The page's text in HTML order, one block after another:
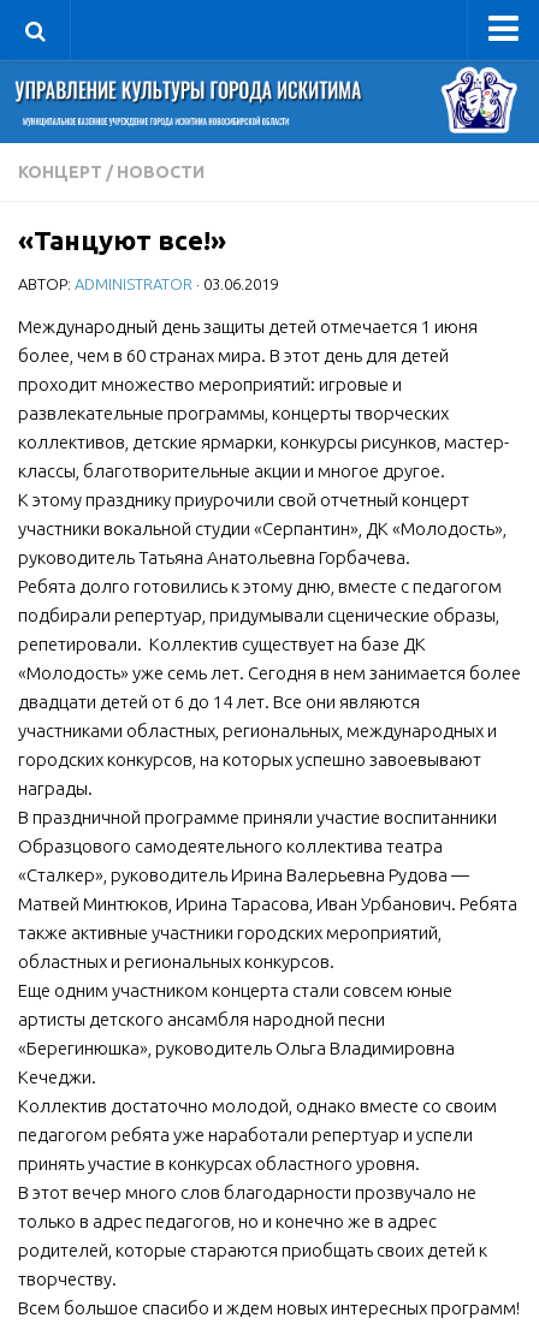
Управление
Руководитель
Сведения об организации
Книга почета культуры
Фотогалерея
Документы
Учредительные документы
Правовая база
Противодействие коррупции
Учреждения культуры
МБУ Дом культуры «Молодость»
МБУ Дом культуры «Октябрь»
МБОУ ДО «Детская школа искусств»
МБУК «Искитимский городской историко-художественный
музей»
МБУ Парк культуры и отдыха им. И.В. Коротеева
ДК «Россия»
Афиша
Независимая оценка качества
Контакты
КОНЦЕРТ / НОВОСТИ
«Танцуют все!»
АВТОР: ADMINISTRATOR · 03.06.2019
Международный день защиты детей отмечается 1 июня
более, чем в 60 странах мира. В этот день для детей
проходит множество мероприятий: игровые и
развлекательные программы, концерты творческих
коллективов, детские ярмарки, конкурсы рисунков, мастер-
классы, благотворительные акции и многое другое.
К этому празднику приурочили свой отчетный концерт
участники вокальной студии «Серпантин», ДК «Молодость»,
руководитель Татьяна Анатольевна Горбачева.
Ребята долго готовились к этому дню, вместе с педагогом
подбирали репертуар, придумывали сценические образы,
репетировали. Коллектив существует на базе ДК
«Молодость» уже семь лет. Сегодня в нем занимается более
двадцати детей от 6 до 14 лет. Все они являются
участниками областных, региональных, международных и
городских конкурсов, на которых успешно завоевывают
награды.
В праздничной программе приняли участие воспитанники
Образцового самодеятельного коллектива театра
«Сталкер», руководитель Ирина Валерьевна Рудова —
Матвей Минтюков, Ирина Тарасова, Иван Урбанович. Ребята
также активные участники городских мероприятий,
областных и региональных конкурсов.
Еще одним участником концерта стали совсем юные
артисты детского ансамбля народной песни
«Берегинюшка», руководитель Ольга Владимировна
Кечеджи.
Коллектив достаточно молодой, однако вместе со своим
педагогом ребята уже наработали репертуар и успели
принять участие в конкурсах областного уровня.
В этот вечер много слов благодарности прозвучало не
только в адрес педагогов, но и конечно же в адрес
родителей, которые стараются приобщать своих детей к
творчеству.
Всем большое спасибо и ждем новых интересных программ!